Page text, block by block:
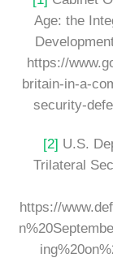
Age: the
https://
britain-in-a-
security-
[2] U.S.
Trilateral
https://